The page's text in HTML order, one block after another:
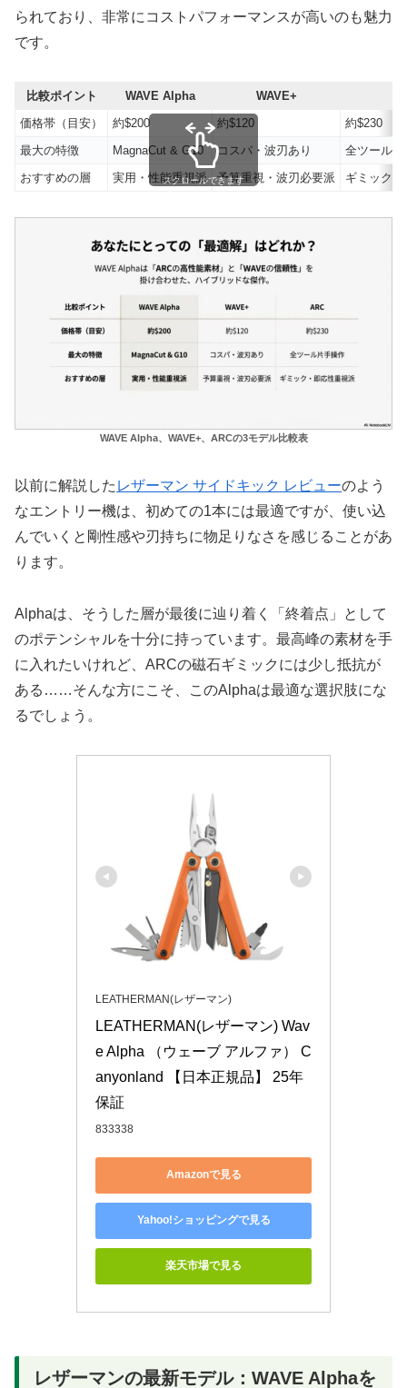
られており、非常にコストパフォーマンスが高いのも魅力
です。
比較ポイント WAVE Alpha WAVE+
価格帯（目安）
約$200 約$120
約$230
最大の特徴
MagnaCut & G10 コスパ・波刃あり
全ツール片
おすすめの層
実用・性能重視派 予算重視・波刃必要派 ギミック
スクロールできます
WAVE Alpha、WAVE+、ARCの3モデル比較表
以前に解説した レザーマン サイドキック レビューのよう
なエントリー機は、初めての1本には最適ですが、使い込
んでいくと剛性感や刃持ちに物足りなさを感じることがあ
ります。
Alphaは、そうした層が最後に辿り着く「終着点」として
のポテンシャルを十分に持っています。最高峰の素材を手
に入れたいけれど、ARCの磁石ギミックには少し抵抗が
ある……そんな方にこそ、このAlphaは最適な選択肢にな
るでしょう。
LEATHERMAN(レザーマン)
LEATHERMAN(レザーマン) Wav
e Alpha （ウェーブ アルファ） C
anyonland 【日本正規品】 25年
保証
833338
Amazonで見る
Yahoo!ショッピングで見る
楽天市場で見る
レザーマンの最新モデル：WAVE Alphaを